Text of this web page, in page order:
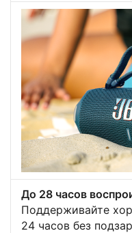
До 28 часов
Поддерживайте
24 часов без